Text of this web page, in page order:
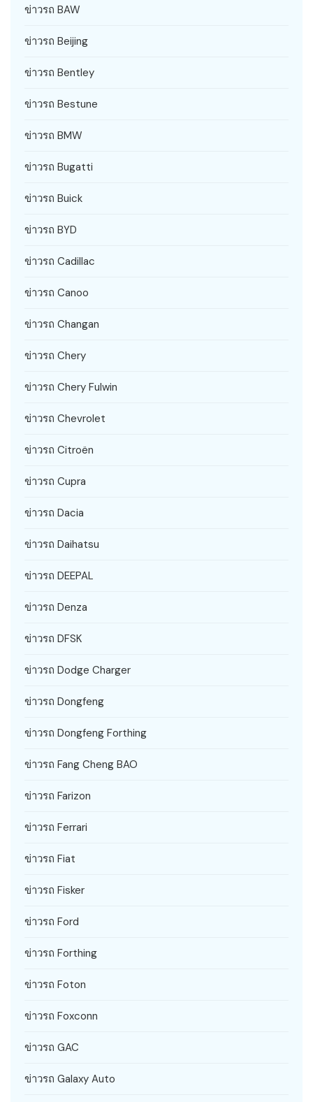
ข่าวรถ BAW
ข่าวรถ Beijing
ข่าวรถ Bentley
ข่าวรถ Bestune
ข่าวรถ BMW
ข่าวรถ Bugatti
ข่าวรถ Buick
ข่าวรถ BYD
ข่าวรถ Cadillac
ข่าวรถ Canoo
ข่าวรถ Changan
ข่าวรถ Chery
ข่าวรถ Chery Fulwin
ข่าวรถ Chevrolet
ข่าวรถ Citroën
ข่าวรถ Cupra
ข่าวรถ Dacia
ข่าวรถ Daihatsu
ข่าวรถ DEEPAL
ข่าวรถ Denza
ข่าวรถ DFSK
ข่าวรถ Dodge Charger
ข่าวรถ Dongfeng
ข่าวรถ Dongfeng Forthing
ข่าวรถ Fang Cheng BAO
ข่าวรถ Farizon
ข่าวรถ Ferrari
ข่าวรถ Fiat
ข่าวรถ Fisker
ข่าวรถ Ford
ข่าวรถ Forthing
ข่าวรถ Foton
ข่าวรถ Foxconn
ข่าวรถ GAC
ข่าวรถ Galaxy Auto